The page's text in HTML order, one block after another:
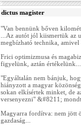
dictus magister
"Van bennünk bőven
...Az autót jól kiismertük az
megbízható technika,
Frici optimizmusa és
figyelünk, aztán
"Egyáltalán nem bánjuk,
hiányzott a magyar
sokan elkísértek minket, de
versenyezni" &#8211;
Magyarra fordítva: nem jött
gazdaság...